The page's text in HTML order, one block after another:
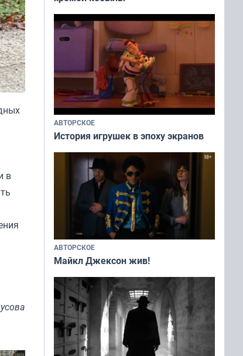
в
АВТОРСКОЕ
История игрушек в эпоху экранов
АВТОРСКОЕ
Майкл Джексон жив!